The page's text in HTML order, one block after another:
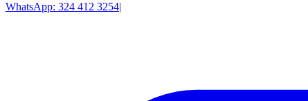
WhatsApp: 324 412 3254|